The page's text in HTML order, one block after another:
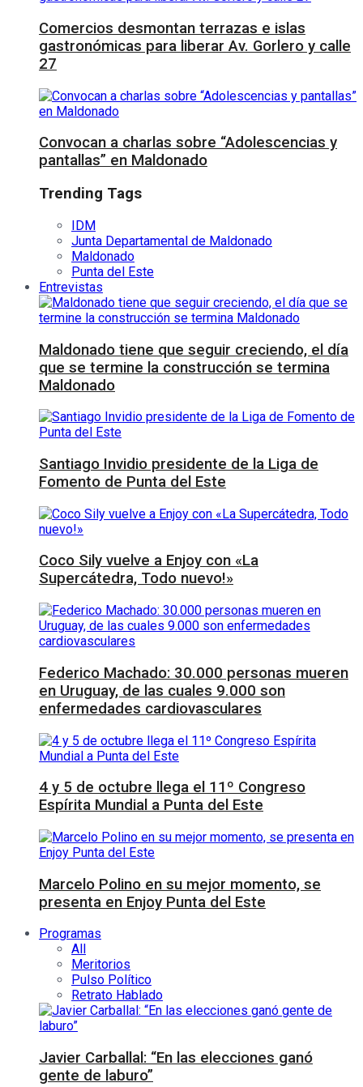
Comercios desmontan terrazas e islas
gastronómicas para liberar Av. Gorlero y calle
27
Convocan a charlas sobre “Adolescencias y
pantallas” en Maldonado
Trending Tags
IDM
Junta Departamental de Maldonado
Maldonado
Punta del Este
Entrevistas
Maldonado tiene que seguir creciendo, el día
que se termine la construcción se termina
Maldonado
Santiago Invidio presidente de la Liga de
Fomento de Punta del Este
Coco Sily vuelve a Enjoy con «La
Supercátedra, Todo nuevo!»
Federico Machado: 30.000 personas mueren
en Uruguay, de las cuales 9.000 son
enfermedades cardiovasculares
4 y 5 de octubre llega el 11º Congreso
Espírita Mundial a Punta del Este
Marcelo Polino en su mejor momento, se
presenta en Enjoy Punta del Este
Programas
All
Meritorios
Pulso Político
Retrato Hablado
Javier Carballal: “En las elecciones ganó
gente de laburo”